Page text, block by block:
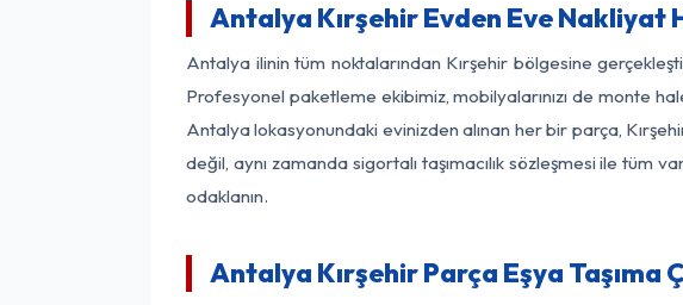
Antalya Kırşehir Evden Eve Nakliyat
Antalya ilinin tüm noktalarından Kırşehir bölgesine
Profesyonel paketleme ekibimiz, mobilyalarınızı de monte
Antalya lokasyonundaki evinizden alınan her bir parça,
değil, aynı zamanda sigortalı taşımacılık sözleşmesi ile tüm
odaklanın.
Antalya Kırşehir Parça Eşya Taşıma